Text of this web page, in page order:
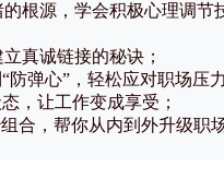
根源，学会积极心理调节
真诚链接的秘诀；
弹心”，轻松应对职场压
，让工作变成享受；
合，帮你从内到外升级职